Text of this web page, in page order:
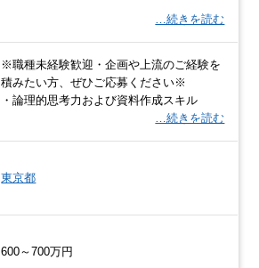
…続きを読む
※職種未経験歓迎・企画や上流のご経験を
積みたい方、ぜひご応募ください※
・論理的思考力および資料作成スキル
…続きを読む
東京都
600～700万円